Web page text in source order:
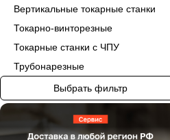
Вертикальные токарные станки
Токарно-винторезные
Токарные станки с ЧПУ
Трубонарезные
Выбрать фильтр